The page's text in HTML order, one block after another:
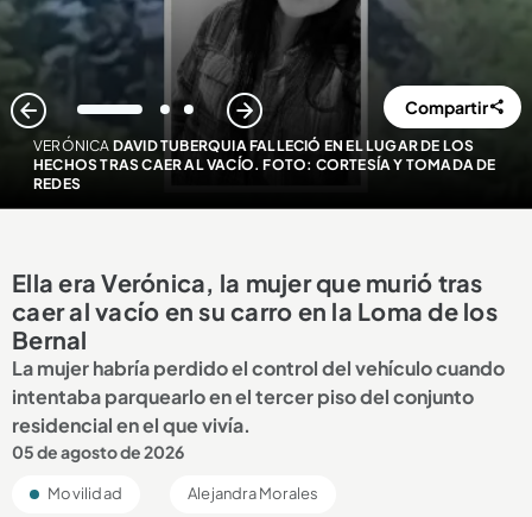
VERÓNICA DAVID TUBERQUIA FALLECIÓ EN EL LUGAR DE LOS
HECHOS TRAS CAER AL VACÍO. FOTO: CORTESÍA Y TOMADA DE
REDES
1 2 3 Compartir
Ella era Verónica, la mujer que murió tras
caer al vacío en su carro en la Loma de los
Bernal
La mujer habría perdido el control del vehículo cuando
intentaba parquearlo en el tercer piso del conjunto
residencial en el que vivía.
05 de agosto de 2026
Movilidad Alejandra Morales